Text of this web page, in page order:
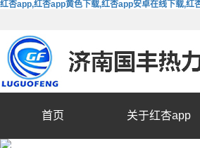
红杏app,红杏app黄色下载,红杏app安卓在线下载,红
首页 关于红杏app